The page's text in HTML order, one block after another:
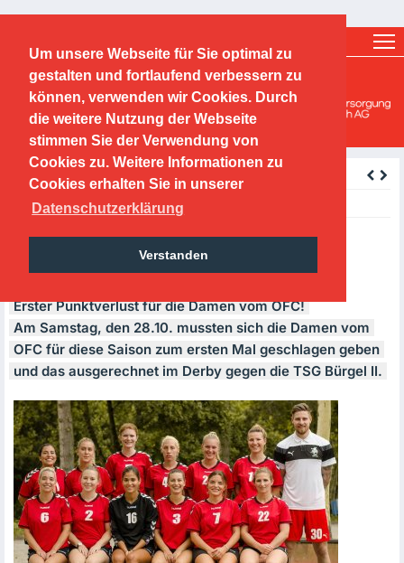
Um unsere Webseite für Sie optimal zu
gestalten und fortlaufend verbessern zu
können, verwenden wir Cookies. Durch
die weitere Nutzung der Webseite
stimmen Sie der Verwendung von
Cookies zu. Weitere Informationen zu
Cookies erhalten Sie in unserer
Datenschutzerklärung
Verstanden
O.F.C. Kickers 1901 e.V.
Handballabteilung
28.10.2017; Da I: OFC Kickers –
TSG Bürgel II 19:25 (11:11)
Erster Punktverlust für die Damen vomOFC!
Am Samstag, den 28.10. mussten sich die Damen vom
OFC für diese Saison zum ersten Mal geschlagen geben
und das ausgerechnet im Derby gegen die TSG Bürgel II.
zurück
Monday, 30.10.2017